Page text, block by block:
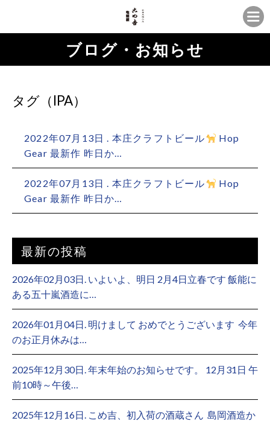
ブログ・お知らせ
タグ（IPA）
2022年07月13日 . 本庄クラフトビール
‍ Hop
Gear 最新作 昨日か…
2022年07月13日 . 本庄クラフトビール
‍ Hop
Gear 最新作 昨日か…
最新の投稿
2026年02月03日. いよいよ、明日 2月4日立春です 飯能に
ある五十嵐酒造に…
2026年01月04日. 明けまして おめでとうございます ⁡ 今年
のお正月休みは…
2025年12月30日. 年末年始のお知らせです。 12月31日 午
前10時～午後…
2025年12月16日. こめ吉、初入荷の酒蔵さん ⁡ 島岡酒造か